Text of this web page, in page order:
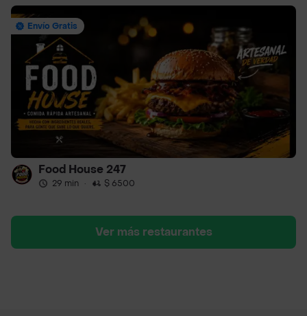
Envío Gratis
Food House 247
29 min · $ 6500
Ver más restaurantes